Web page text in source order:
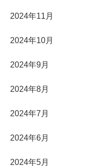
2024年11月
2024年10月
2024年9月
2024年8月
2024年7月
2024年6月
2024年5月